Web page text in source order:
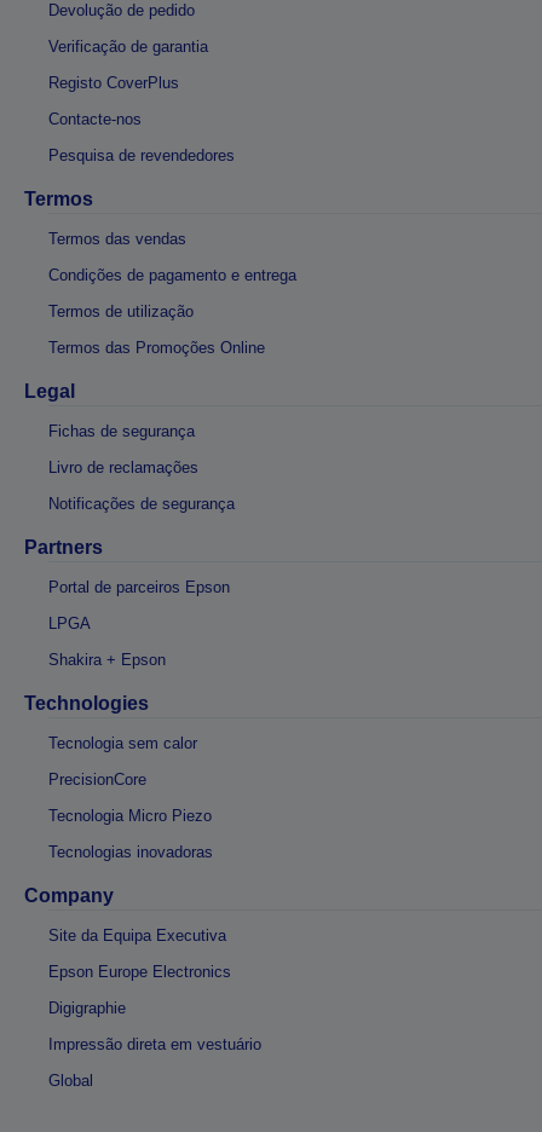
Devolução de pedido
Verificação de garantia
Registo CoverPlus
Contacte-nos
Pesquisa de revendedores
Termos
Termos das vendas
Condições de pagamento e entrega
Termos de utilização
Termos das Promoções Online
Legal
Fichas de segurança
Livro de reclamações
Notificações de segurança
Partners
Portal de parceiros Epson
LPGA
Shakira + Epson
Technologies
Tecnologia sem calor
PrecisionCore
Tecnologia Micro Piezo
Tecnologias inovadoras
Company
Site da Equipa Executiva
Epson Europe Electronics
Digigraphie
Impressão direta em vestuário
Global